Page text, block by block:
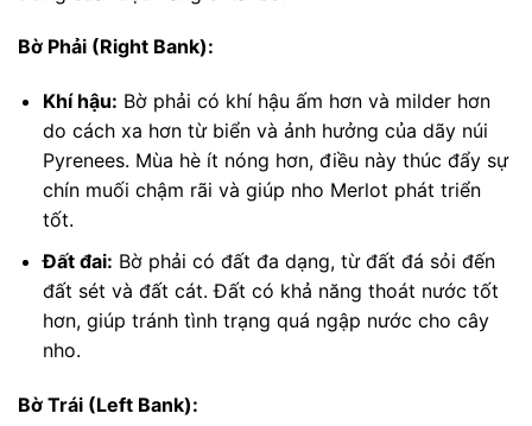
Bờ Phải (Right Bank):
Khí hậu: Bờ phải có khí hậu ấm hơn và milder hơn
do cách xa hơn từ biển và ảnh hưởng của dãy núi
Pyrenees. Mùa hè ít nóng hơn, điều này thúc đẩy sự
chín muối chậm rãi và giúp nho Merlot phát triển
tốt.
Đất đai: Bờ phải có đất đa dạng, từ đất đá sỏi đến
đất sét và đất cát. Đất có khả năng thoát nước tốt
hơn, giúp tránh tình trạng quá ngập nước cho cây
nho.
Bờ Trái (Left Bank):